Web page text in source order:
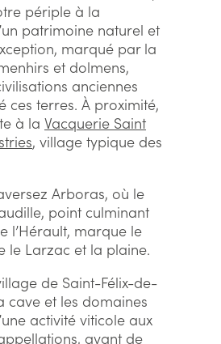
périple à la
patrimoine naturel et
marqué par la
et dolmens,
anciennes
ces terres. À proximité,
à la Vacquerie Saint
, village typique des
Arboras, où le
point culminant
l’Hérault, marque le
le Larzac et la plaine.
de Saint-Félix-de-
cave et les domaines
activité viticole aux
avant de